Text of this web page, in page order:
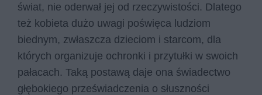
świat, nie oderwał jej od rzeczywistości. Dlatego
też kobieta dużo uwagi poświęca ludziom
biednym, zwłaszcza dzieciom i starcom, dla
których organizuje ochronki i przytułki w swoich
pałacach. Taką postawą daje ona świadectwo
głębokiego przeświadczenia o słuszności